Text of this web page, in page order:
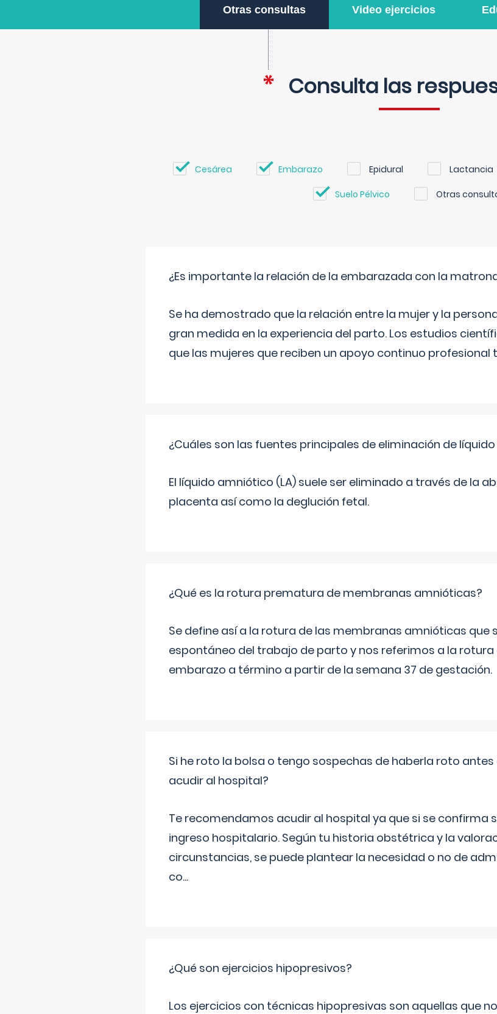
Otras consultas Video ejercicios
Consulta las
Cesárea Embarazo Epidural Lactancia
Suelo Pélvico Otras
¿Es importante la relación de la embarazada con la
Se ha demostrado que la relación entre la mujer y la
gran medida en la experiencia del parto. Los estudios
que las mujeres que reciben un apoyo continuo
¿Cuáles son las fuentes principales de eliminación de
El líquido amniótico (LA) suele ser eliminado a través de la
placenta así como la deglución fetal.
¿Qué es la rotura prematura de membranas amnióticas?
Se define así a la rotura de las membranas amnióticas que
espontáneo del trabajo de parto y nos referimos a la rotura
embarazo a término a partir de la semana 37 de gestación.
Si he roto la bolsa o tengo sospechas de haberla roto
acudir al hospital?
Te recomendamos acudir al hospital ya que si se confirma
ingreso hospitalario. Según tu historia obstétrica y la
circunstancias, se puede plantear la necesidad o no de
co...
¿Qué son ejercicios hipopresivos?
Los ejercicios con técnicas hipopresivas son aquellas que